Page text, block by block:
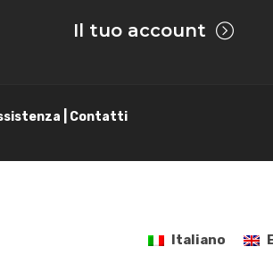
Il tuo account
| Contatti
Italiano